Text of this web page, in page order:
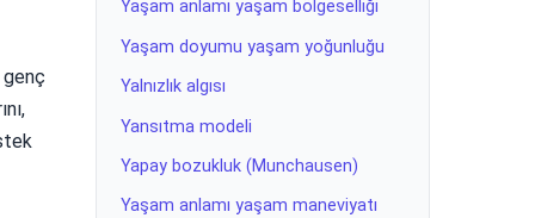
genç
Yaşam anlamı yaşam bölgeselliği
Yaşam doyumu yaşam yoğunluğu
Yalnızlık algısı
Yansıtma modeli
Yapay bozukluk (Munchausen)
Yaşam anlamı yaşam maneviyatı